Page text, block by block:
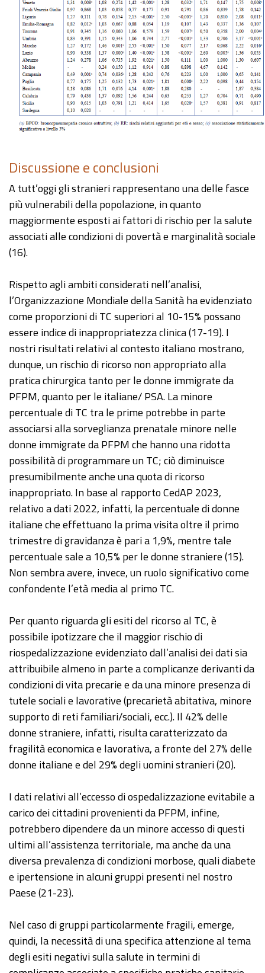
Discussione e conclusioni
A tutt’oggi gli stranieri rappresentano una delle fasce
più vulnerabili della popolazione, in quanto
maggiormente esposti ai fattori di rischio per la salute
associati alle condizioni di povertà e marginalità sociale
(16).
Rispetto agli ambiti considerati nell’analisi,
l’Organizzazione Mondiale della Sanità ha evidenziato
come proporzioni di TC superiori al 10-15% possano
essere indice di inappropriatezza clinica (17-19). I
nostri risultati relativi al contesto italiano mostrano,
dunque, un rischio di ricorso non appropriato alla
pratica chirurgica tanto per le donne immigrate da
PFPM, quanto per le italiane/ PSA. La minore
percentuale di TC tra le prime potrebbe in parte
associarsi alla sorveglianza prenatale minore nelle
donne immigrate da PFPM che hanno una ridotta
possibilità di programmare un TC; ciò diminuisce
presumibilmente anche una quota di ricorso
inappropriato. In base al rapporto CedAP 2023,
relativo a dati 2022, infatti, la percentuale di donne
italiane che effettuano la prima visita oltre il primo
trimestre di gravidanza è pari a 1,9%, mentre tale
percentuale sale a 10,5% per le donne straniere (15).
Non sembra avere, invece, un ruolo significativo come
confondente l’età media al primo TC.
Per quanto riguarda gli esiti del ricorso al TC, è
possibile ipotizzare che il maggior rischio di
riospedalizzazione evidenziato dall’analisi dei dati sia
attribuibile almeno in parte a complicanze derivanti da
condizioni di vita precarie e da una minore presenza di
tutele sociali e lavorative (precarietà abitativa, minore
supporto di reti familiari/sociali, ecc.). Il 42% delle
donne straniere, infatti, risulta caratterizzato da
fragilità economica e lavorativa, a fronte del 27% delle
donne italiane e del 29% degli uomini stranieri (20).
I dati relativi all’eccesso di ospedalizzazione evitabile a
carico dei cittadini provenienti da PFPM, infine,
potrebbero dipendere da un minore accesso di questi
ultimi all’assistenza territoriale, ma anche da una
diversa prevalenza di condizioni morbose, quali diabete
e ipertensione in alcuni gruppi presenti nel nostro
Paese (21-23).
Nel caso di gruppi particolarmente fragili, emerge,
quindi, la necessità di una specifica attenzione al tema
degli esiti negativi sulla salute in termini di